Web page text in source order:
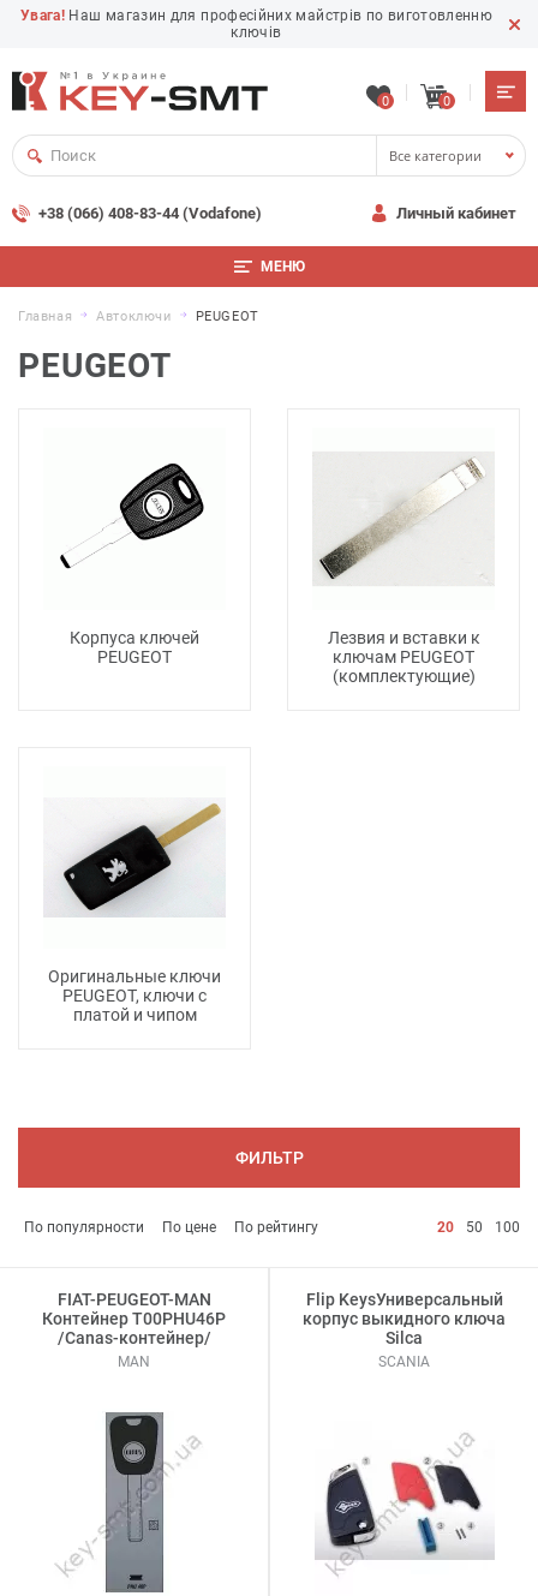
Увага! Наш магазин для професійних майстрів по виготовленню
ключів
0 0
Все категории
+38 (066) 408-83-44 (Vodafone) Личный кабинет
МЕНЮ
Главная Автоключи PEUGEOT
PEUGEOT
Корпуса ключей
PEUGEOT
Лезвия и вставки к
ключам PEUGEOT
(комплектующие)
Оригинальные ключи
PEUGEOT, ключи с
платой и чипом
ФИЛЬТР
По популярности По цене По рейтингу 20 50 100
FIAT-PEUGEOT-MAN
Контейнер T00PHU46P
/Canas-контейнер/
MAN
Flip KeysУниверсальный
корпус выкидного ключа
Silca
SCANIA